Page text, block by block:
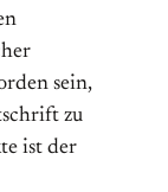
sein,
zu
ist der